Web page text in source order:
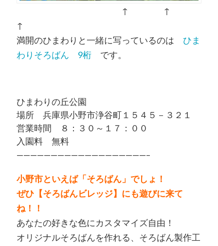
↑ ↑
↑
満開のひまわりと一緒に写っているのは ひま
わりそろばん 9桁です。
ひまわりの丘公園
場所 兵庫県小野市浄谷町１５４５－３２１
営業時間 ８：３０～１７：００
入園料 無料
———————————————————–
小野市といえば「そろばん」でしょ！
ぜひ【そろばんビレッジ】にも遊びに来て
ね！！
あなたの好きな色にカスタマイズ自由！
オリジナルそろばんを作れる、そろばん製作工